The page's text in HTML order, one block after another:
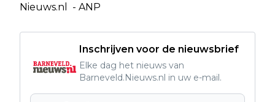
Nieuws.nl - ANP
Inschrijven voor de nieuwsbrief
Elke dag het nieuws van
Barneveld.Nieuws.nl in uw e-mail.